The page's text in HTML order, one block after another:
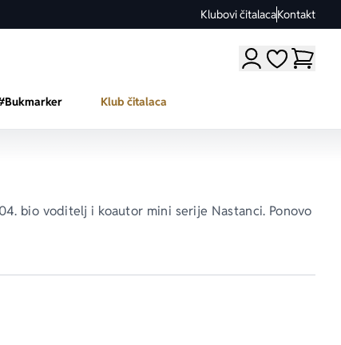
Klubovi čitalacaKontakt
Moji omiljeni
Klub čitalaca
bio voditelj i koautor mini serije Nastanci. Ponovo